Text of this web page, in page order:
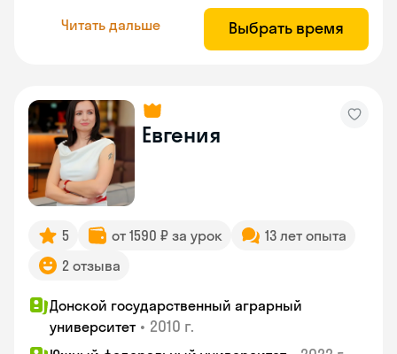
Читать дальше Выбрать время
Евгения
5 от 1590 ₽ за урок
13 лет опыта
2 отзыва
Донской государственный аграрный
университет • 2010 г.